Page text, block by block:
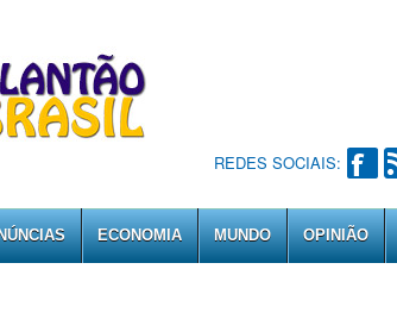
REDES SOCIAIS:
ECONOMIA MUNDO OPINIÃO